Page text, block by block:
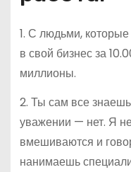
1. С людьми, которые
в свой бизнес за
миллионы.
2. Ты сам все
уважении — нет. Я
вмешиваются и
нанимаешь